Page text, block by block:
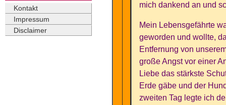
Kontakt
Impressum
Disclaimer
mich dankend an und
Mein Lebensgefährte
geworden und wollte,
Entfernung von
große Angst vor einer
Liebe das stärkste
Erde gäbe und der
zweiten Tag legte ich